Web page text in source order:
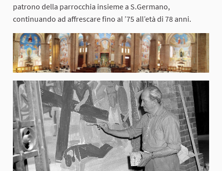
patrono della parrocchia insieme a S.Germano,
continuando ad affrescare fino al ’75 all’età di 78 anni.